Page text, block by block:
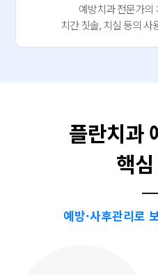
예방치과 전문가의
치간 칫솔, 치실 등의 사
플란치과
핵
예방·사후관리로